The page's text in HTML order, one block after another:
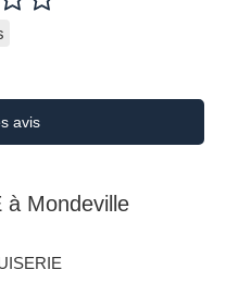
avis
à Mondeville